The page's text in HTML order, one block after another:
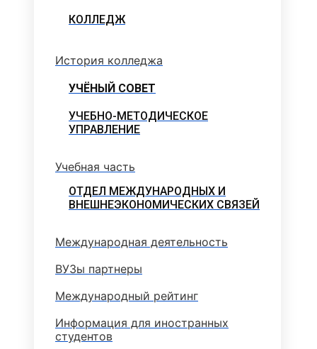
КОЛЛЕДЖ
История колледжа
УЧЁНЫЙ СОВЕТ
УЧЕБНО-МЕТОДИЧЕСКОЕ
УПРАВЛЕНИЕ
Учебная часть
ОТДЕЛ МЕЖДУНАРОДНЫХ И
ВНЕШНЕЭКОНОМИЧЕСКИХ СВЯЗЕЙ
Международная деятельность
ВУЗы партнеры
Международный рейтинг
Информация для иностранных
студентов